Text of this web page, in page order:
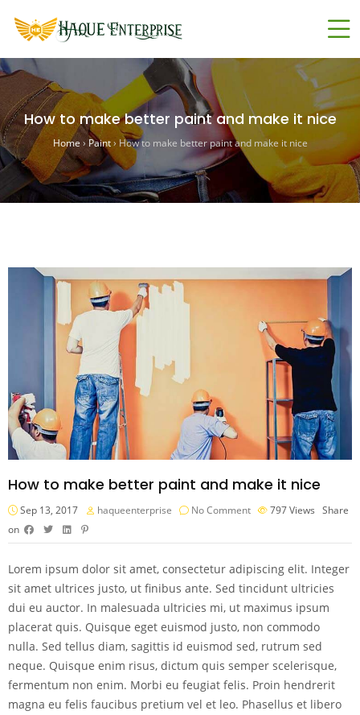
How to make better paint and make it nice
Home ›Paint› How to make better paint and make it nice
How to make better paint and make it nice
Sep 13, 2017 haqueenterprise No Comment 797Views Share
on
Lorem ipsum dolor sit amet, consectetur adipiscing elit. Integer
sit amet ultrices justo, ut finibus ante. Sed tincidunt ultricies
dui eu auctor. In malesuada ultricies mi, ut maximus ipsum
placerat quis. Quisque eget euismod justo, non commodo
nulla. Sed tellus diam, sagittis id euismod sed, rutrum sed
neque. Quisque enim risus, dictum quis semper scelerisque,
fermentum non enim. Morbi eu feugiat felis. Proin hendrerit
magna eu felis faucibus pretium vel et leo. Phasellus et libero